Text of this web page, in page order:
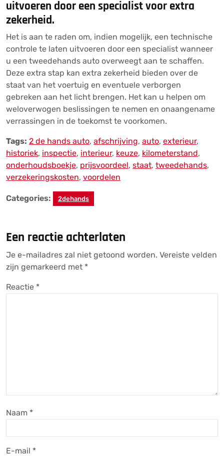
uitvoeren door een specialist voor extra
zekerheid.
Het is aan te raden om, indien mogelijk, een technische
controle te laten uitvoeren door een specialist wanneer
u een tweedehands auto overweegt aan te schaffen.
Deze extra stap kan extra zekerheid bieden over de
staat van het voertuig en eventuele verborgen
gebreken aan het licht brengen. Het kan u helpen om
weloverwogen beslissingen te nemen en onaangename
verrassingen in de toekomst te voorkomen.
Tags: 2 de hands auto, afschrijving, auto, exterieur,
historiek, inspectie, interieur, keuze, kilometerstand,
onderhoudsboekje, prijsvoordeel, staat, tweedehands,
verzekeringskosten, voordelen
Categories: 2dehands
Een reactie achterlaten
Je e-mailadres zal niet getoond worden. Vereiste velden
zijn gemarkeerd met *
Reactie *
Naam *
E-mail *